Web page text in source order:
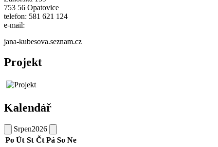
753 56 Opatovice
telefon: 581 621 124
e-mail:
jana-kubesova.seznam.cz
Projekt
Kalendář
Srpen2026
Po Út St Čt Pá So Ne